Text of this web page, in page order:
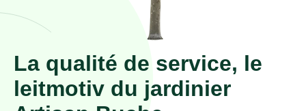
La qualité de service, le
leitmotiv du jardinier